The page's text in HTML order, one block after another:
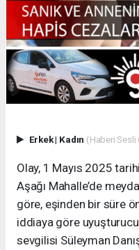
Erkek| Kadın (Haberi Sesli
Olay, 1 Mayıs 2025
Aşağı Mahalle’de
göre, eşinden bir süre
iddiaya göre
sevgilisi Süleyman